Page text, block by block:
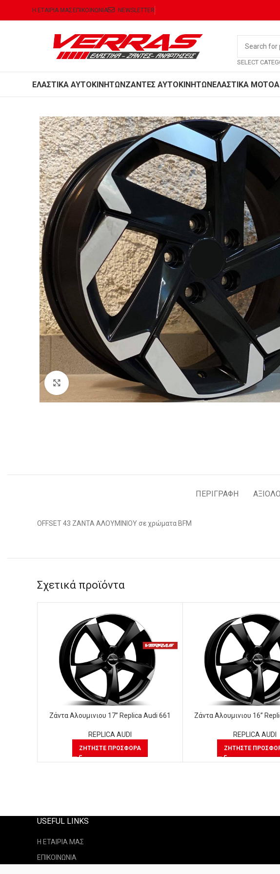
Η ΕΤΑΙΡΙΑ ΜΑΣ ΕΠΙΚΟΙΝΩΝΙΑ NEWSLETTER
SELECT
ΕΛΑΣΤΙΚΑ ΑΥΤΟΚΙΝΗΤΩΝΖΑΝΤΕΣ ΑΥΤΟΚΙΝΗΤΩΝΕΛΑΣΤΙΚΑ MOTO
Click to enlarge
ΠΕΡΙΓΡΑΦΉ
OFFSET 43 ΖΑΝΤΑ ΑΛΟΥΜΙΝΙΟΥ σε χρώματα BFM
Σχετικά προϊόντα
Ζάντα Αλουμινιου 17” Replica Audi 661
REPLICA AUDI
ΖΗΤΉΣΤΕ ΠΡΟΣΦΟΡΆ
Ζάντα Αλουμινιου 16”
REPLICA AUDI
ΖΗΤΉΣΤΕ
USEFUL LINKS
Η ΕΤΑΙΡΙΑ ΜΑΣ
ΕΠΙΚΟΙΝΩΝΙΑ